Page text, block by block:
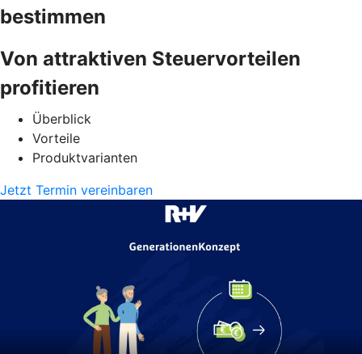
bestimmen
Von attraktiven Steuervorteilen
profitieren
Überblick
Vorteile
Produktvarianten
Jetzt Termin vereinbaren